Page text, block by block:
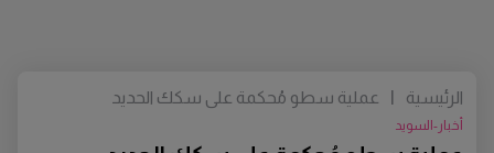
أخبار-السويد
الرئيسية
عملية سطو مُحكمة على سكك الحديد